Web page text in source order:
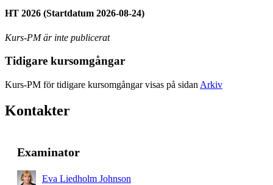
HT 2026 (Startdatum 2026-08-24)
Kurs-PM är inte publicerat
Tidigare kursomgångar
Kurs-PM för tidigare kursomgångar visas på sidan Arkiv
Kontakter
Examinator
Eva Liedholm Johnson